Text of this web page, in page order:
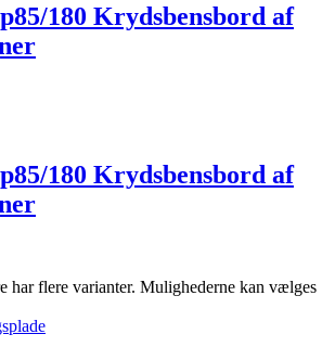
180 Krydsbensbord af
180 Krydsbensbord af
har flere varianter. Mulighederne kan vælges